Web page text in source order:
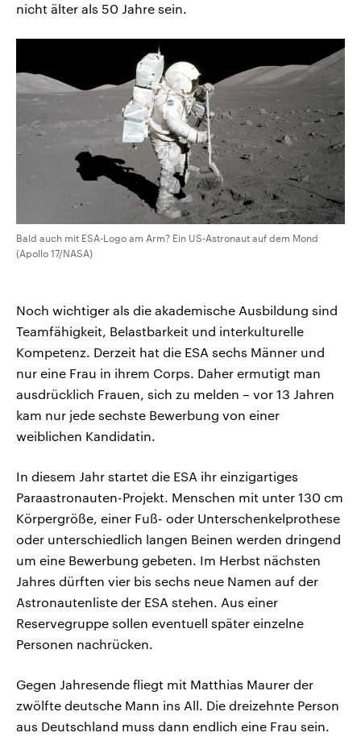
nicht älter als 50 Jahre sein.
Bald auch mit ESA-Logo am Arm? Ein US-Astronaut auf dem Mond
(Apollo 17/NASA)
Noch wichtiger als die akademische Ausbildung sind
Teamfähigkeit, Belastbarkeit und interkulturelle
Kompetenz. Derzeit hat die ESA sechs Männer und
nur eine Frau in ihrem Corps. Daher ermutigt man
ausdrücklich Frauen, sich zu melden – vor 13 Jahren
kam nur jede sechste Bewerbung von einer
weiblichen Kandidatin.
In diesem Jahr startet die ESA ihr einzigartiges
Paraastronauten-Projekt. Menschen mit unter 130 cm
Körpergröße, einer Fuß- oder Unterschenkelprothese
oder unterschiedlich langen Beinen werden dringend
um eine Bewerbung gebeten. Im Herbst nächsten
Jahres dürften vier bis sechs neue Namen auf der
Astronautenliste der ESA stehen. Aus einer
Reservegruppe sollen eventuell später einzelne
Personen nachrücken.
Gegen Jahresende fliegt mit Matthias Maurer der
zwölfte deutsche Mann ins All. Die dreizehnte Person
aus Deutschland muss dann endlich eine Frau sein.